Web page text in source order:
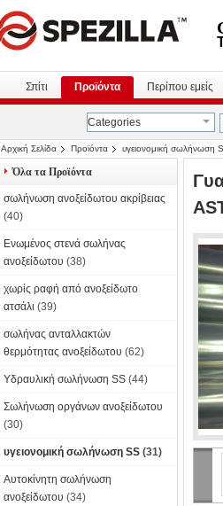
Σπίτι Προϊόντα Περίπου εμείς
Categories
Αρχική Σελίδα Προϊόντα υγειονομική σωλήνωση
Όλα τα Προϊόντα
σωλήνωση ανοξείδωτου ακρίβειας
(40)
Ενωμένος στενά σωλήνας
ανοξείδωτου (38)
χωρίς ραφή από ανοξείδωτο
ατσάλι (39)
σωλήνας ανταλλακτών
θερμότητας ανοξείδωτου (62)
Υδραυλική σωλήνωση SS (44)
Σωλήνωση οργάνων ανοξείδωτου
(30)
υγειονομική σωλήνωση SS (31)
Αυτοκίνητη σωλήνωση
ανοξείδωτου (34)